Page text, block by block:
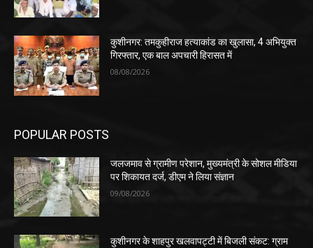
कुशीनगर: तमकुहीराज हत्याकांड का खुलासा, 4 अभियुक्त
गिरफ्तार, एक बाल अपचारी हिरासत में
08/08/2026
POPULAR POSTS
जलजमाव से ग्रामीण परेशान, मुख्यमंत्री के सोशल मीडिया
पर शिकायत दर्ज, डीएम ने लिया संज्ञान
09/08/2026
कुशीनगर के शाहपुर खलवापट्टी में बिजली संकट: ग्राम